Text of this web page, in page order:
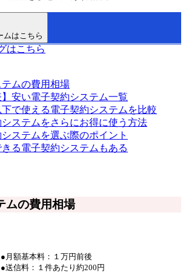
ムはこちら
はこちら
ムの費用相場
】安い電子契約システム一覧
下で使える電子契約システムを比較
ステムをさらにお得に使う方法
ステムを選ぶ際のポイント
る電子契約システムもある
ムの費用相場
●月額基本料：１万円前後
●送信料：１件あたり約200円